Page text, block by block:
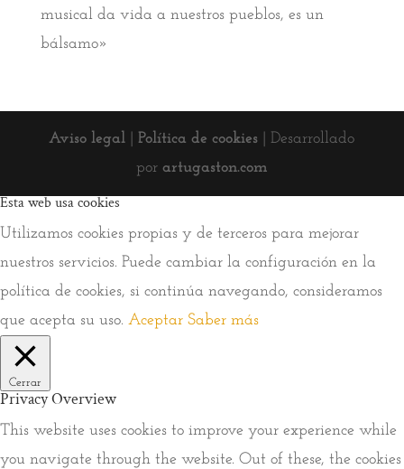
musical da vida a nuestros pueblos, es un
bálsamo»
Aviso legal |Política de cookies | Desarrollado
por artugaston.com
Esta web usa cookies
Utilizamos cookies propias y de terceros para mejorar
nuestros servicios. Puede cambiar la configuración en la
política de cookies, si continúa navegando, consideramos
que acepta su uso. Aceptar Saber más
Cerrar
Privacy Overview
This website uses cookies to improve your experience while
you navigate through the website. Out of these, the cookies